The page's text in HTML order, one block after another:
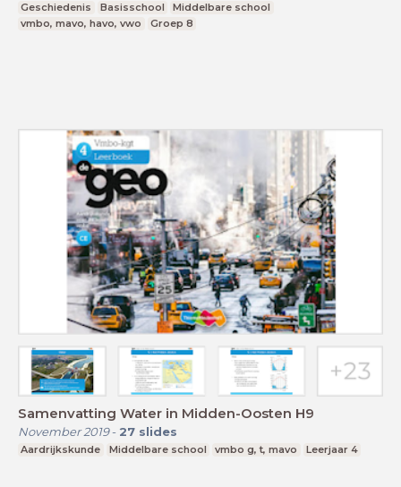
Geschiedenis Basisschool
Middelbare school
vmbo, mavo, havo, vwo
Groep 8
Samenvatting Water in Midden-Oosten H9
November 2019- 27 slides
Aardrijkskunde Middelbare school vmbo g, t, mavo Leerjaar 4